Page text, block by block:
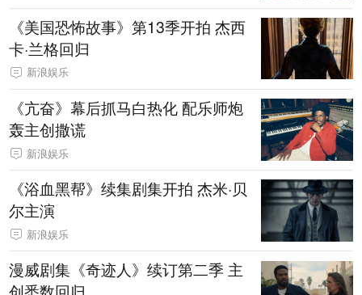
《美国恐怖故事》第13季开拍 杰西
卡·兰格回归
新浪娱乐
《亢奋》幕后抓马白热化 配乐师炮
轰主创撒谎
新浪娱乐
《浴血黑帮》续集剧集开拍 杰米·贝
尔主演
新浪娱乐
漫威剧集《奇迹人》续订第二季 主